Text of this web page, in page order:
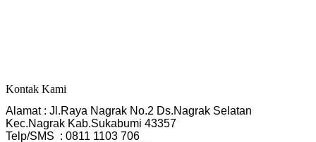
Kontak Kami
Alamat : Jl.Raya Nagrak No.2 Ds.Nagrak Selatan
Kec.Nagrak Kab.Sukabumi 43357
Telp/SMS  : 0811 1103 706